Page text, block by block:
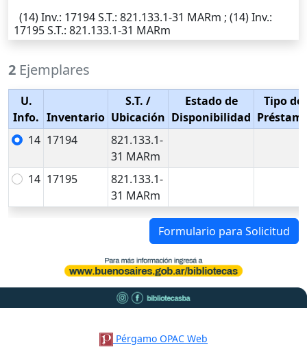
(14)Inv.: 17194S.T.: 821.133.1-31 MARm ; (14)Inv.:
17195S.T.: 821.133.1-31 MARm
2 Ejemplares
U.
Info. Inventario
S.T. /
Ubicación
Estado de
Disponibilidad
Tipo de
14 17194
821.133.1-
31 MARm
14 17195
821.133.1-
31 MARm
Formulario para Solicitud
Pérgamo OPAC Web